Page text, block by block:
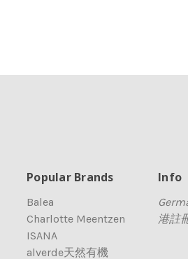
Popular Brands
Balea
Charlotte Meentzen
ISANA
alverde天然有機
Info
港註